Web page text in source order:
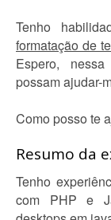
Tenho
formatação de
Espero,
possam ajudar-
Como posso te
Resumo da
Tenho
com PHP e